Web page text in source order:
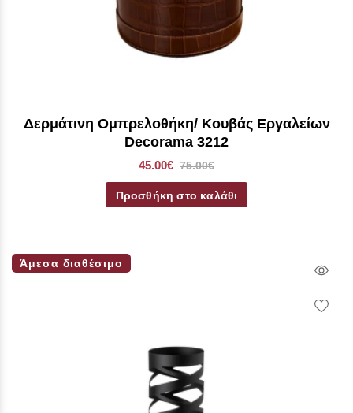
Δερμάτινη Ομπρελοθήκη/ Κουβάς Εργαλείων
Decorama 3212
45.00€ 75.00€
Προσθήκη στο καλάθι
Άμεσα διαθέσιμο